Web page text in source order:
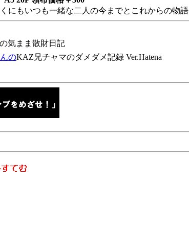
にもいつも一緒な二人の今までとこれからの物
の気まま散財日記
のKAZ兄チャマのダメダメ記録 Ver.Hatena